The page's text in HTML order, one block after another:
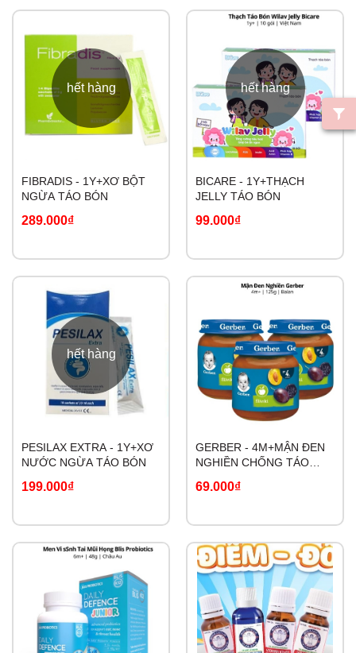
hết hàng
FIBRADIS - 1Y+XƠ BỘT
NGỪA TÁO BÓN
289.000₫
hết hàng
BICARE - 1Y+THẠCH
JELLY TÁO BÓN
99.000₫
hết hàng
PESILAX EXTRA - 1Y+XƠ
NƯỚC NGỪA TÁO BÓN
199.000₫
GERBER - 4M+MẬN ĐEN
NGHIỀN CHỐNG TÁO
69.000₫